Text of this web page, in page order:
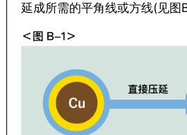
延成所需的平角线或方线(见图